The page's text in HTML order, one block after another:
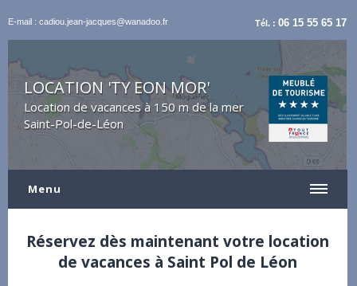
E-mail : cadiou.jean-jacques@wanadoo.fr Tél. :06 15 55 65 17
LOCATION 'TY EON MOR'
Location de vacances à 150 m de la mer
Saint-Pol-de-Léon
Menu
Réservez dès maintenant votre location
de vacances à Saint Pol de Léon